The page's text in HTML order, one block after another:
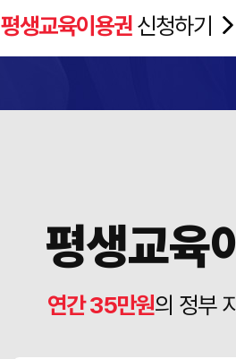
평생교육이용권신청하기
평생교육
연간 35만원의 정부